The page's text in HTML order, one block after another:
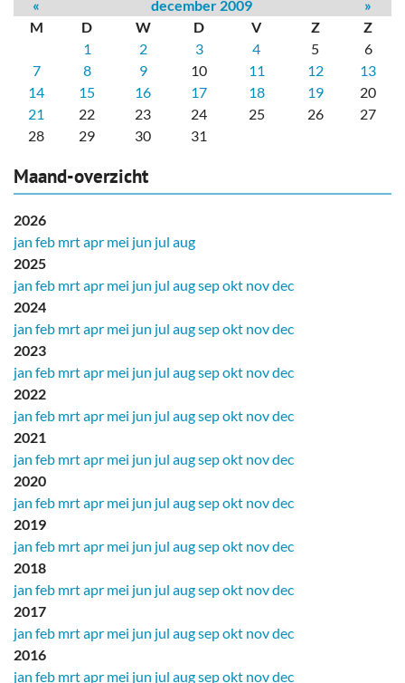
« december 2009
»
M
D W D V Z
Z
1
2 3 4 5
6
7
8 9 10 11 12
13
14
15 16 17 18 19
20
21
22 23 24 25 26
27
28
29 30 31
Maand-overzicht
2026
jan feb mrtapr mei jun jul aug
2025
jan feb mrtapr mei jun jul augsepokt novdec
2024
jan feb mrtapr mei jun jul augsepokt novdec
2023
jan feb mrtapr mei jun jul augsepokt novdec
2022
jan feb mrtapr mei jun jul augsepokt novdec
2021
jan feb mrtapr mei jun jul augsepokt novdec
2020
jan feb mrtapr mei jun jul augsepokt novdec
2019
jan feb mrtapr mei jun jul augsepokt novdec
2018
jan feb mrtapr mei jun jul augsepokt novdec
2017
jan feb mrtapr mei jun jul augsepokt novdec
2016
jan feb mrtapr mei jun jul augsepokt novdec